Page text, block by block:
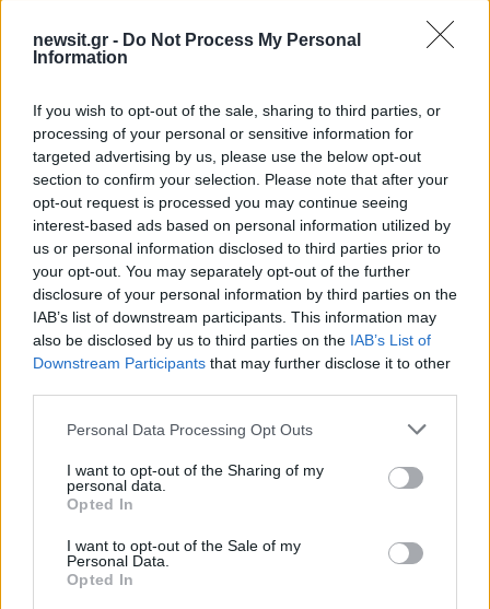
newsit.gr - Do Not Process My Personal
Information
If you wish to opt-out of the sale, sharing to third parties, or
processing of your personal or sensitive information for
targeted advertising by us, please use the below opt-out
section to confirm your selection. Please note that after your
opt-out request is processed you may continue seeing
interest-based ads based on personal information utilized by
us or personal information disclosed to third parties prior to
your opt-out. You may separately opt-out of the further
disclosure of your personal information by third parties on the
IAB’s list of downstream participants. This information may
also be disclosed by us to third parties on the IAB’s List of
Downstream Participants that may further disclose it to other
Please note that this website/app uses one or more Google
not limited to your visit or usage behaviour. You may click to
grant or deny consent to Google and its third-party tags to
use your data for below specified purposes in below Google
consent section.
Personal Data Processing Opt Outs
I want to opt-out of the Sharing of my
personal data.
Opted In
I want to opt-out of the Sale of my
Personal Data.
Opted In
Πιο δημοφιλή
1 Έφυγαν οι συνεργάτες, μένει η Μαρία
Καρυστιανού - Η επόμενη μέρα για την
«Ελπίδα για τη Δημοκρατία»
2Σαμοθράκη: «Μαμά νόμιζες ότι δε θα σε
ξαναδώ;» – Τα πρώτα λόγια του 22χρονου
που έπεσε σε κανάλι με καυτό νερό
3Συγκίνηση στο τελευταίο αντίο στον Λάκη
Χαλκιά: Με την «Φάμπρικα», λαούτο και
κλαρίνα αποχαιρέτησαν την εμβληματική
φωνή της μεταπολίτευσης
4Η βαθμολογία της UEFA μετά την ισοπαλία
Μυστράς: «Για ψυχολογικούς λόγους»
κρατούσε τον νεκρό πατέρα του στον
καταψύκτη – Δεν ήταν οικονομικό το
κίνητρο σύμφωνα με τον δικηγόρο του
Πιο σχολιασμένα